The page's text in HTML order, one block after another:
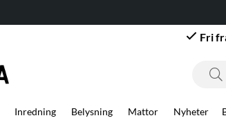
Fri
Inredning Belysning Mattor Nyheter